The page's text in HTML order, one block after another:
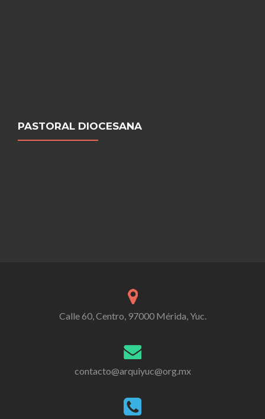
PASTORAL DIOCESANA
Calle 60, Centro, 97000 Mérida, Yuc.
contacto@arquiyuc@org.mx